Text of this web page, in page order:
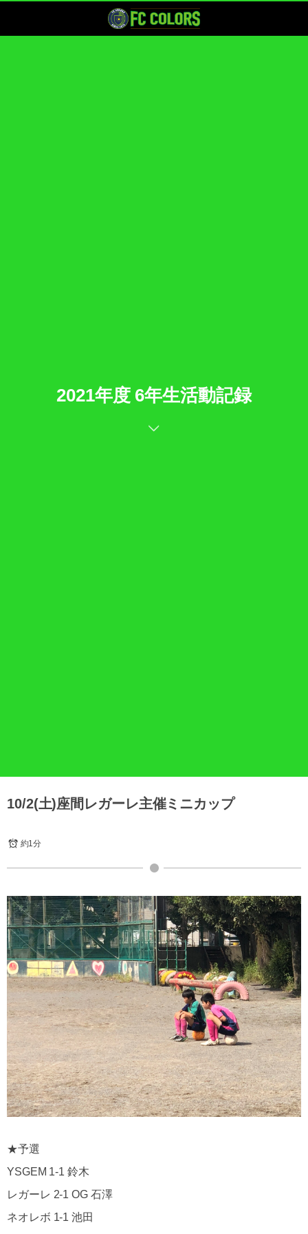
2021年度 6年生活動記録
10/2(土)座間レガーレ主催ミニカップ
約1分
★予選
YSGEM 1-1 鈴木
レガーレ 2-1 OG 石澤
ネオレボ 1-1 池田